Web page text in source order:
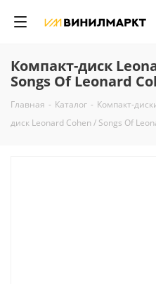
Компакт-диск
Songs Of Leonard
Главная - Каталог - Компакт-
диск Leonard Cohen / Songs Of